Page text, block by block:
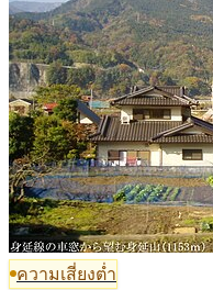
ความเสี่ยงต่ำ